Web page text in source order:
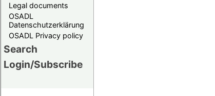
Legal documents
OSADL
Datenschutzerklärung
OSADL Privacy policy
Search
Login/Subscribe